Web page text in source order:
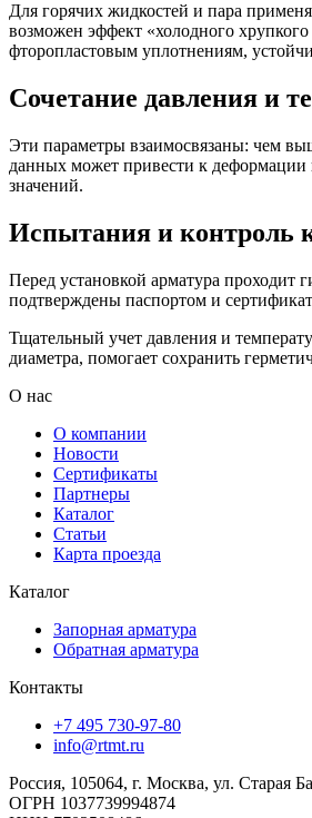
Для горячих жидкостей и пара
возможен эффект «холодного
фторопластовым уплотнениям,
Сочетание давления и
Эти параметры взаимосвязаны: чем
данных может привести к деформации
значений.
Испытания и контроль
Перед установкой арматура проходит
подтверждены паспортом и
Тщательный учет давления и
диаметра, помогает сохранить
О нас
О компании
Новости
Сертификаты
Партнеры
Каталог
Статьи
Карта проезда
Каталог
Запорная арматура
Обратная арматура
Контакты
+7 495 730-97-80
info@rtmt.ru
Россия, 105064, г. Москва, ул. Старая
ОГРН 1037739994874